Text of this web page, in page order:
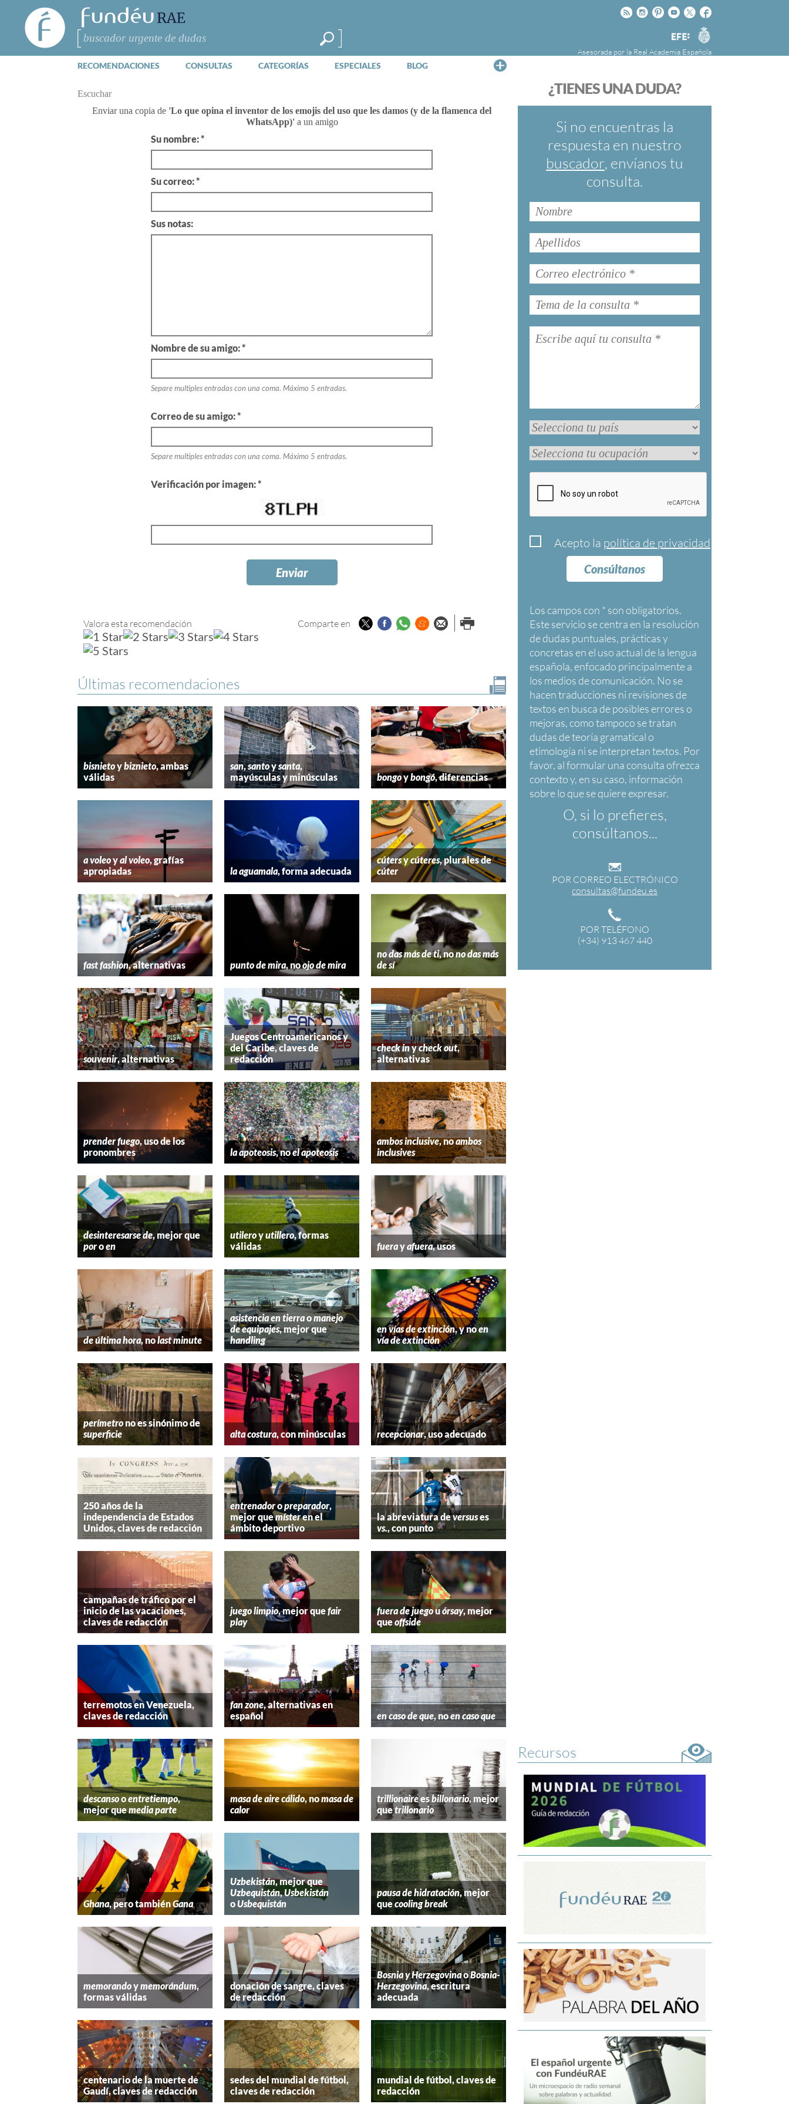
FundéuRAE
- Fundación
del Español
Urgente
Buscar
Facebook
Twitter
Youtube
Pinteres
Instagram
Rss
Agencia
EFE
Asesorada por la Real Academia Española
RECOMENDACIONES CONSULTAS CATEGORÍAS ESPECIALES BLOG
FundéuRAE es una fundación patrocinada por
cuyo objetivo es colaborar con el buen uso del
español en los medios de comunicación y en
Internet.
¿TIENES UNA DUDA?
Si no encuentras la
respuesta en nuestro
buscador, envíanos tu
consulta.
Acepto la política de privacidad
Consúltanos
Los campos con * son obligatorios
O, si lo prefieres,
consúltanos...
POR CORREO ELECTRÓNICO
consultas@fundeu.es
POR TELÉFONO
(+34) 913 467 440
Escuchar
Enviar una copia de 'Lo que opina el inventor de los emojis del uso que les damos (y de la flamenca del
WhatsApp)'a un amigo
Su nombre: *
Su correo: *
Sus notas:
Nombre de su amigo: *
Separe multiples entradas con una coma. Máximo 5 entradas.
Correo de su amigo: *
Separe multiples entradas con una coma. Máximo 5 entradas.
Verificación por imagen: *
Valora esta recomendación Comparte en TwitterFacebook
Whatsapp
Menéame
Enviar porImprimir
Últimas recomendaciones
bisnietoybiznieto, ambas
válidas
san,santoysanta,
mayúsculas y minúsculas
bongoybongó, diferencias
a voleoyal voleo, grafías
apropiadas
la aguamala, forma adecuada
cútersycúteres, plurales de
cúter
fast fashion, alternativas punto de mira, noojo de mira
no das más de ti, nono das más
de sí
souvenir, alternativas
Juegos Centroamericanos y
del Caribe, claves de
redacción
check inycheck out,
alternativas
prender fuego, uso de los
pronombres
la apoteosis, noel apoteosis
ambos inclusive, noambos
inclusives
desinteresarse de, mejor que
poroen
utileroyutillero, formas
válidas
fuerayafuera, usos
de última hora, nolast minute
asistencia en tierraomanejo
de equipajes, mejor que
handling
en vías de extinción, y noen
vía de extinción
perímetrono es sinónimo de
superficie
alta costura, con minúsculas recepcionar, uso adecuado
250 años de la
independencia de Estados
Unidos, claves de redacción
entrenadoropreparador,
mejor quemísteren el
ámbito deportivo
la abreviatura deversuses
vs., con punto
campañas de tráfico por el
inicio de las vacaciones,
claves de redacción
juego limpio, mejor quefair
play
fuera de juegouórsay, mejor
queoffside
terremotos en Venezuela,
claves de redacción
fan zone, alternativas en
español
en caso de que, noen caso que
descansooentretiempo,
mejor quemedia parte
masa de aire cálido, nomasa de
calor
trillionaireesbillonario, mejor
quetrillonario
Ghana, pero tambiénGana
Uzbekistán, mejor que
Uzbequistán,Usbekistán
oUsbequistán
pausa de hidratación, mejor
quecooling break
memorandoymemorándum,
formas válidas
donación de sangre, claves
de redacción
Bosnia y HerzegovinaoBosnia-
Herzegovina, escritura
adecuada
centenario de la muerte de
Gaudí, claves de redacción
sedes del mundial de fútbol,
claves de redacción
mundial de fútbol, claves de
redacción
Recursos